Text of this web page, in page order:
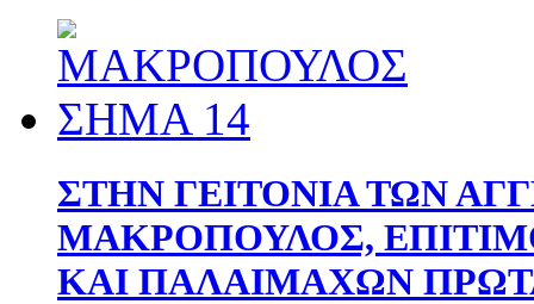
ΣΤΗΝ ΓΕΙΤΟΝΙΑ ΤΩΝ
ΜΑΚΡΟΠΟΥΛΟΣ,
ΚΑΙ ΠΑΛΑΙΜΑΧΩΝ